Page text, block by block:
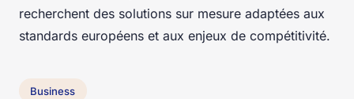
recherchent des solutions sur mesure adaptées aux
standards européens et aux enjeux de compétitivité.
Business